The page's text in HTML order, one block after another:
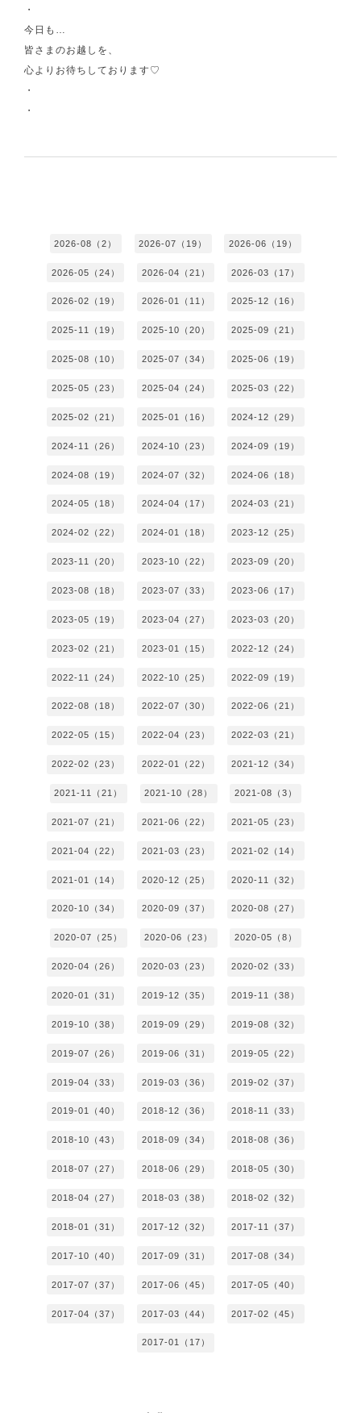
・
今日も…
皆さまのお越しを、
心よりお待ちしております♡
・
・
2026-08（2） 2026-07（19） 2026-06（19）
2026-05（24） 2026-04（21） 2026-03（17）
2026-02（19） 2026-01（11） 2025-12（16）
2025-11（19） 2025-10（20） 2025-09（21）
2025-08（10） 2025-07（34） 2025-06（19）
2025-05（23） 2025-04（24） 2025-03（22）
2025-02（21） 2025-01（16） 2024-12（29）
2024-11（26） 2024-10（23） 2024-09（19）
2024-08（19） 2024-07（32） 2024-06（18）
2024-05（18） 2024-04（17） 2024-03（21）
2024-02（22） 2024-01（18） 2023-12（25）
2023-11（20） 2023-10（22） 2023-09（20）
2023-08（18） 2023-07（33） 2023-06（17）
2023-05（19） 2023-04（27） 2023-03（20）
2023-02（21） 2023-01（15） 2022-12（24）
2022-11（24） 2022-10（25） 2022-09（19）
2022-08（18） 2022-07（30） 2022-06（21）
2022-05（15） 2022-04（23） 2022-03（21）
2022-02（23） 2022-01（22） 2021-12（34）
2021-11（21） 2021-10（28） 2021-08（3）
2021-07（21） 2021-06（22） 2021-05（23）
2021-04（22） 2021-03（23） 2021-02（14）
2021-01（14） 2020-12（25） 2020-11（32）
2020-10（34） 2020-09（37） 2020-08（27）
2020-07（25） 2020-06（23） 2020-05（8）
2020-04（26） 2020-03（23） 2020-02（33）
2020-01（31） 2019-12（35） 2019-11（38）
2019-10（38） 2019-09（29） 2019-08（32）
2019-07（26） 2019-06（31） 2019-05（22）
2019-04（33） 2019-03（36） 2019-02（37）
2019-01（40） 2018-12（36） 2018-11（33）
2018-10（43） 2018-09（34） 2018-08（36）
2018-07（27） 2018-06（29） 2018-05（30）
2018-04（27） 2018-03（38） 2018-02（32）
2018-01（31） 2017-12（32） 2017-11（37）
2017-10（40） 2017-09（31） 2017-08（34）
2017-07（37） 2017-06（45） 2017-05（40）
2017-04（37） 2017-03（44） 2017-02（45）
2017-01（17）